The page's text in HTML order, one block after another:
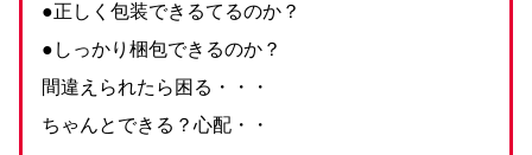
●正しく包装できるてるのか？
●しっかり梱包できるのか？
間違えられたら困る・・・
ちゃんとできる？心配・・